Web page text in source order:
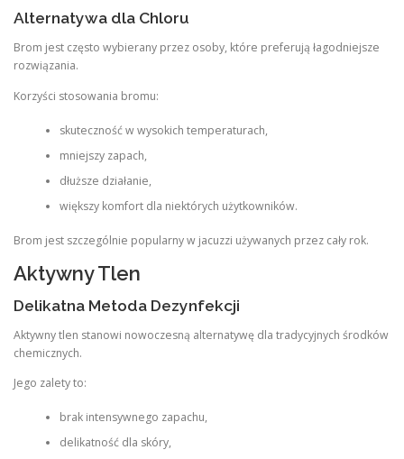
Alternatywa dla Chloru
Brom jest często wybierany przez osoby, które preferują łagodniejsze
rozwiązania.
Korzyści stosowania bromu:
skuteczność w wysokich temperaturach,
mniejszy zapach,
dłuższe działanie,
większy komfort dla niektórych użytkowników.
Brom jest szczególnie popularny w jacuzzi używanych przez cały rok.
Aktywny Tlen
Delikatna Metoda Dezynfekcji
Aktywny tlen stanowi nowoczesną alternatywę dla tradycyjnych środków
chemicznych.
Jego zalety to:
brak intensywnego zapachu,
delikatność dla skóry,